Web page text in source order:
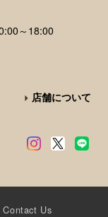
～18:00
店舗について
Contact Us